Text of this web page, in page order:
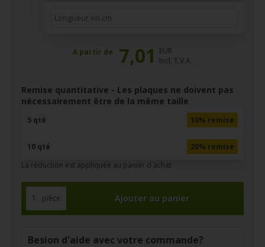
A partir de 7,01
EUR
Incl. T.V.A.
Remise quantitative - Les plaques ne doivent pas
nécessairement être de la même taille
5 qté 10% remise
10 qté
20% remise
La réduction est appliquée au panier d´achat
pièce
Besion d'aide avec votre commande?